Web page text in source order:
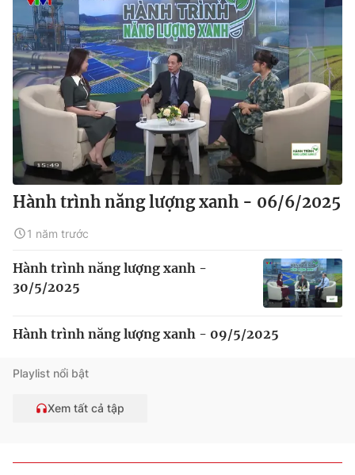
Hành trình năng lượng xanh - 06/6/2025
1 năm trước
Hành trình năng lượng xanh -
30/5/2025
Hành trình năng lượng xanh - 09/5/2025
Playlist nổi bật
Xem tất cả tập